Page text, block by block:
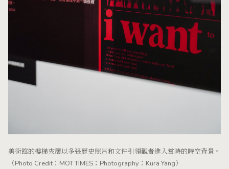
美術館的樓梯夾層以多張歷史照片和文件引領觀者進入當時的時空背景。
（Photo Credit：MOT TIMES；Photography：Kura Yang）